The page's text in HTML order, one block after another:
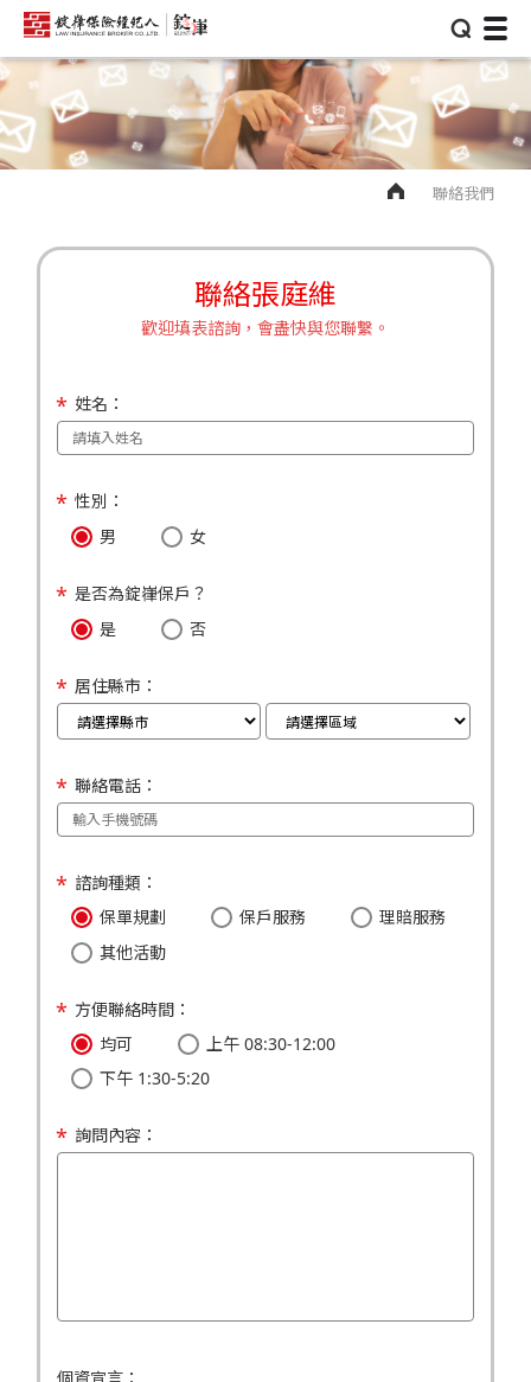
⌕
聯絡我們
聯絡張庭維
歡迎填表諮詢，會盡快與您聯繫。
姓名：
性別：
男
女
是否為錠嵂保戶？
是
否
居住縣市：
聯絡電話：
諮詢種類：
保單規劃
保戶服務
理賠服務
其他活動
方便聯絡時間：
均可
上午 08:30-12:00
下午 1:30-5:20
詢問內容：